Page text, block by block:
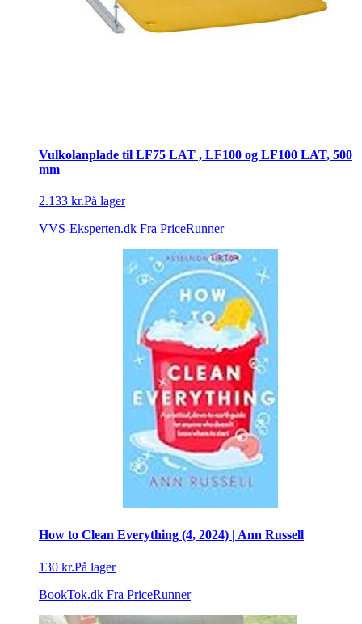
Vulkolanplade til LF75 LAT , LF100 og LF100 LAT, 500
mm
2.133 kr.På lager
VVS-Eksperten.dk Fra PriceRunner
How to Clean Everything (4, 2024) | Ann Russell
130 kr.På lager
BookTok.dk Fra PriceRunner